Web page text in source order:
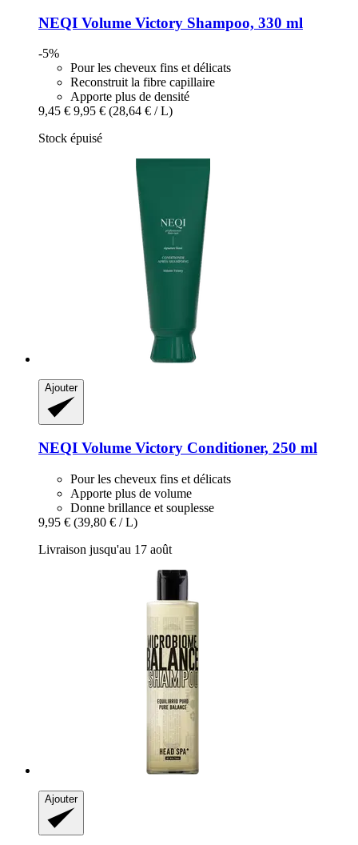
NEQI Volume Victory Shampoo, 330 ml
-5%
Pour les cheveux fins et délicats
Reconstruit la fibre capillaire
Apporte plus de densité
9,45 € 9,95 € (28,64 € / L)
Stock épuisé
Ajouter
NEQI Volume Victory Conditioner, 250 ml
Pour les cheveux fins et délicats
Apporte plus de volume
Donne brillance et souplesse
9,95 € (39,80 € / L)
Livraison jusqu'au 17 août
Ajouter